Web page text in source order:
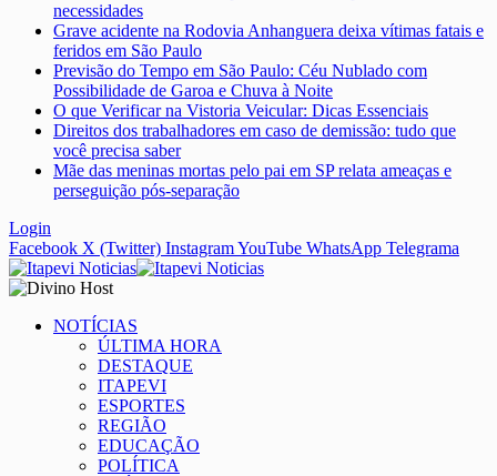
necessidades
Grave acidente na Rodovia Anhanguera deixa vítimas fatais e
feridos em São Paulo
Previsão do Tempo em São Paulo: Céu Nublado com
Possibilidade de Garoa e Chuva à Noite
O que Verificar na Vistoria Veicular: Dicas Essenciais
Direitos dos trabalhadores em caso de demissão: tudo que
você precisa saber
Mãe das meninas mortas pelo pai em SP relata ameaças e
perseguição pós-separação
Login
Facebook X (Twitter) InstagramYouTube WhatsApp Telegrama
NOTÍCIAS
ÚLTIMA HORA
DESTAQUE
ITAPEVI
ESPORTES
REGIÃO
EDUCAÇÃO
POLÍTICA